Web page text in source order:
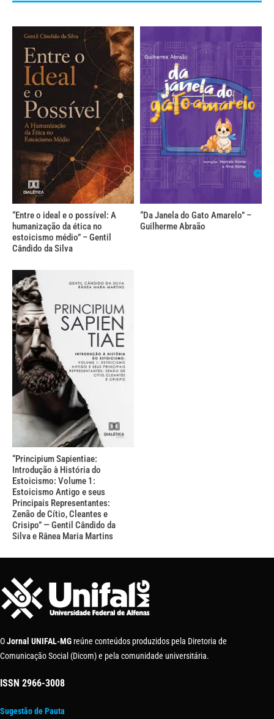
“Entre o ideal e o possível: A
humanização da ética no
estoicismo médio” – Gentil
Cândido da Silva
“Da Janela do Gato Amarelo” –
Guilherme Abraão
“Principium Sapientiae:
Introdução à História do
Estoicismo: Volume 1:
Estoicismo Antigo e seus
Principais Representantes:
Zenão de Cítio, Cleantes e
Crisipo” — Gentil Cândido da
Silva e Rânea Maria Martins
OJornal UNIFAL-MG reúne conteúdos produzidos pela Diretoria de
Comunicação Social (Dicom) e pela comunidade universitária.
ISSN 2966-3008
Sugestão de Pauta